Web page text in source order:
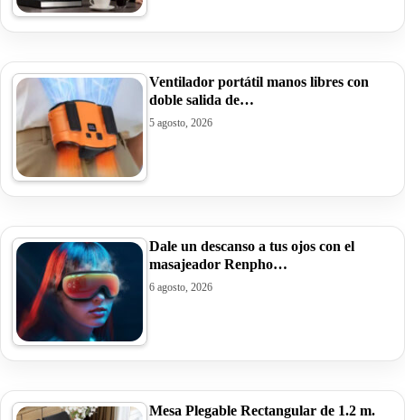
Ventilador portátil manos libres con
doble salida de…
5 agosto, 2026
Dale un descanso a tus ojos con el
masajeador Renpho…
6 agosto, 2026
Mesa Plegable Rectangular de 1.2 m.